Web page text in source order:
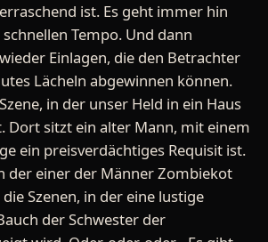
ist. Es geht immer hin
Tempo. Und dann
Einlagen, die den Betrachter
Lächeln abgewinnen können.
in der unser Held in ein Haus
sitzt ein alter Mann, mit einem
ein preisverdächtiges Requisit ist.
der einer der Männer Zombiekot
Szenen, in der eine lustige
der Schwester der